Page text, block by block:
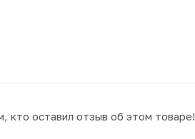
кто оставил отзыв об этом товаре!